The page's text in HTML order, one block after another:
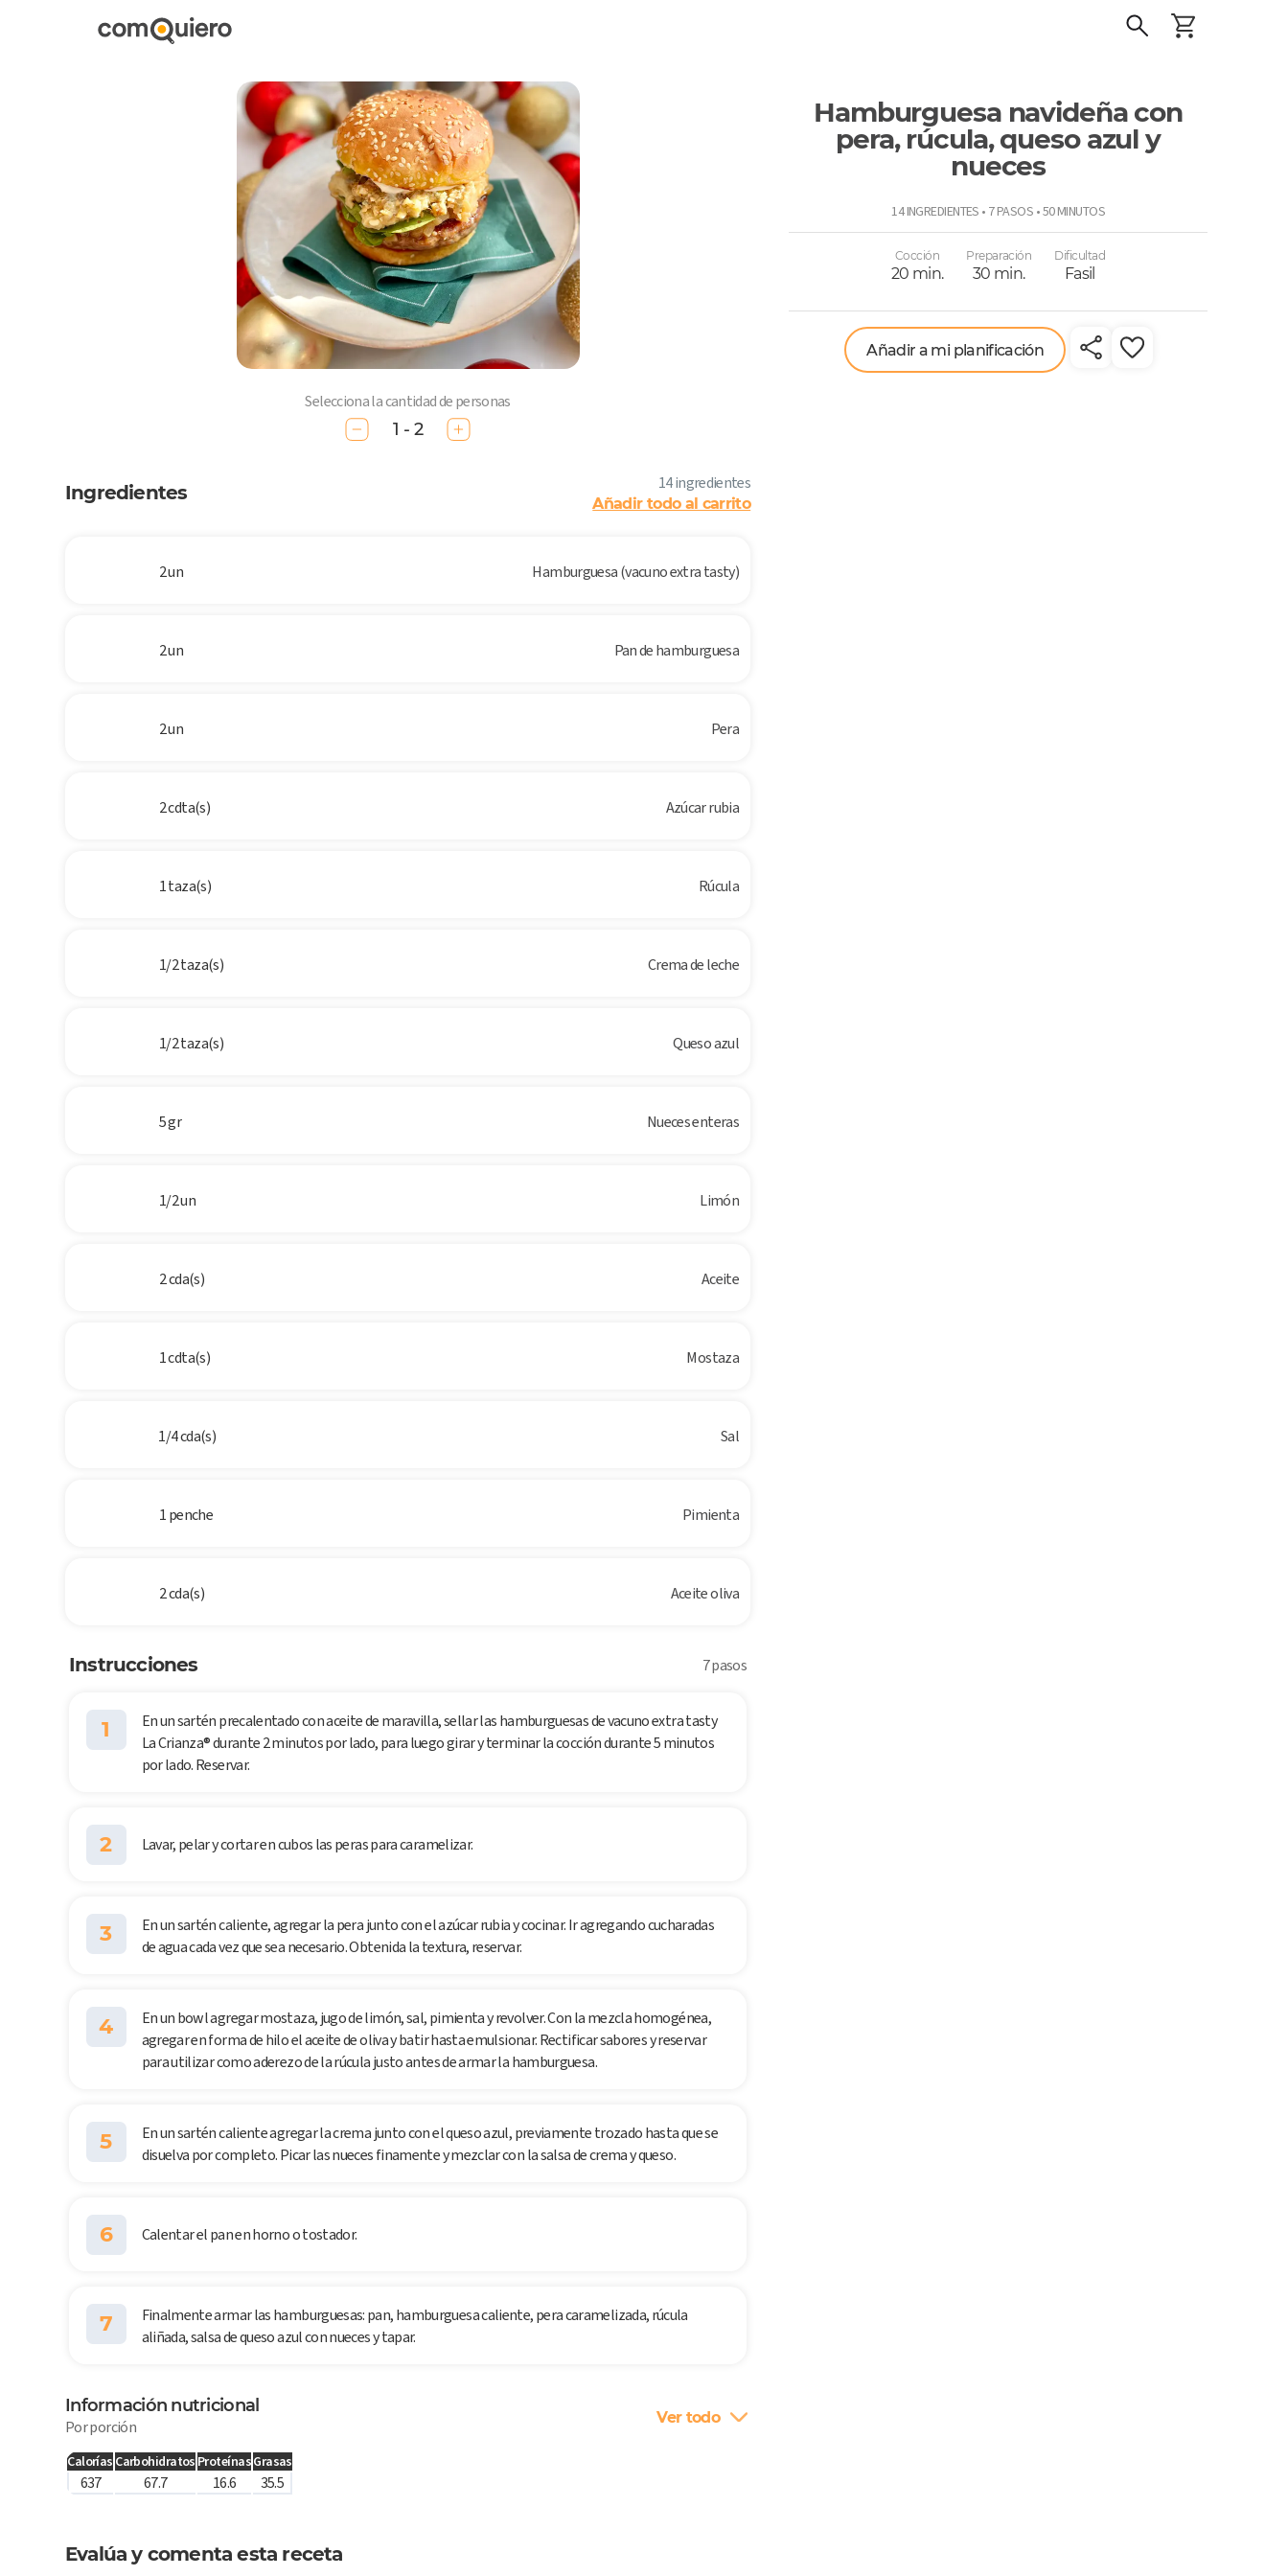
Hamburguesa navideña con
pera, rúcula, queso azul y
nueces
14 INGREDIENTES • 7 PASOS • 50 MINUTOS
Cocción
20 min.
Preparación
30 min.
Dificultad
Fasil
Añadir a mi planificación
Selecciona la cantidad de personas
1 - 2
Ingredientes 14 ingredientes
Añadir todo al carrito
2 un Hamburguesa (vacuno extra tasty)
2 un Pan de hamburguesa
2 un Pera
2 cdta(s) Azúcar rubia
1 taza(s) Rúcula
1/2 taza(s) Crema de leche
1/2 taza(s) Queso azul
5 gr Nueces enteras
1/2 un Limón
2 cda(s) Aceite
1 cdta(s) Mostaza
1/4 cda(s) Sal
1 penche Pimienta
2 cda(s) Aceite oliva
Instrucciones 7 pasos
1
En un sartén precalentado con aceite de maravilla, sellar las hamburguesas de vacuno extra tasty
La Crianza® durante 2 minutos por lado, para luego girar y terminar la cocción durante 5 minutos
por lado. Reservar.
2 Lavar, pelar y cortar en cubos las peras para caramelizar.
3
En un sartén caliente, agregar la pera junto con el azúcar rubia y cocinar. Ir agregando cucharadas
de agua cada vez que sea necesario. Obtenida la textura, reservar.
4
En un bowl agregar mostaza, jugo de limón, sal, pimienta y revolver. Con la mezcla homogénea,
agregar en forma de hilo el aceite de oliva y batir hasta emulsionar. Rectificar sabores y reservar
para utilizar como aderezo de la rúcula justo antes de armar la hamburguesa.
5
En un sartén caliente agregar la crema junto con el queso azul, previamente trozado hasta que se
disuelva por completo. Picar las nueces finamente y mezclar con la salsa de crema y queso.
6 Calentar el pan en horno o tostador.
7
Finalmente armar las hamburguesas: pan, hamburguesa caliente, pera caramelizada, rúcula
aliñada, salsa de queso azul con nueces y tapar.
Información nutricional
Por porción Ver todo
Calorías Carbohidratos ProteínasGrasas
637 67.7 16.6 35.5
Evalúa y comenta esta receta